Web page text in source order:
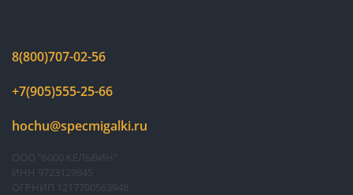
8(800)707-02-56
+7(905)555-25-66
hochu@specmigalki.ru
ООО "6000 КЕЛЬВИН"
ИНН 9723129845
ОГРНИП 1217700563948